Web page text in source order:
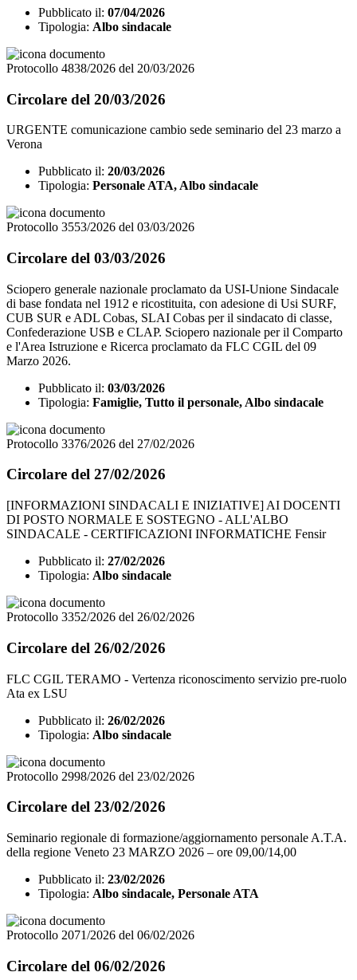
Pubblicato il: 07/04/2026
Tipologia: Albo sindacale
Protocollo 4838/2026 del 20/03/2026
Circolare del 20/03/2026
URGENTE comunicazione cambio sede seminario del 23 marzo a
Verona
Pubblicato il: 20/03/2026
Tipologia: Personale ATA, Albo sindacale
Protocollo 3553/2026 del 03/03/2026
Circolare del 03/03/2026
Sciopero generale nazionale proclamato da USI-Unione Sindacale
di base fondata nel 1912 e ricostituita, con adesione di Usi SURF,
CUB SUR e ADL Cobas, SLAI Cobas per il sindacato di classe,
Confederazione USB e CLAP. Sciopero nazionale per il Comparto
e l'Area Istruzione e Ricerca proclamato da FLC CGIL del 09
Marzo 2026.
Pubblicato il: 03/03/2026
Tipologia: Famiglie, Tutto il personale, Albo sindacale
Protocollo 3376/2026 del 27/02/2026
Circolare del 27/02/2026
[INFORMAZIONI SINDACALI E INIZIATIVE] AI DOCENTI
DI POSTO NORMALE E SOSTEGNO - ALL'ALBO
SINDACALE - CERTIFICAZIONI INFORMATICHE Fensir
Pubblicato il: 27/02/2026
Tipologia: Albo sindacale
Protocollo 3352/2026 del 26/02/2026
Circolare del 26/02/2026
FLC CGIL TERAMO - ​Vertenza riconoscimento servizio pre-ruolo
Ata ex LSU
Pubblicato il: 26/02/2026
Tipologia: Albo sindacale
Protocollo 2998/2026 del 23/02/2026
Circolare del 23/02/2026
Seminario regionale di formazione/aggiornamento personale A.T.A.
della regione Veneto 23 MARZO 2026 – ore 09,00/14,00
Pubblicato il: 23/02/2026
Tipologia: Albo sindacale, Personale ATA
Protocollo 2071/2026 del 06/02/2026
Circolare del 06/02/2026